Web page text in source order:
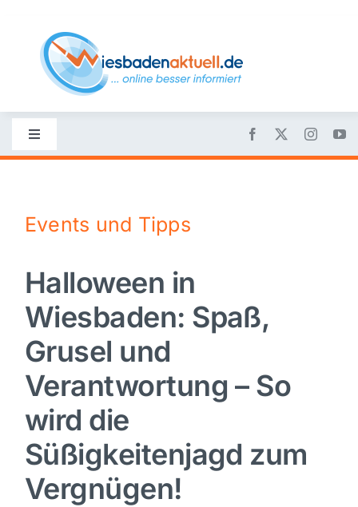
content
Toggle
Navigation
Nachrichten
Politik
Wirtschaft
Sport
Kultur
Panorama
Events und Tipps
Halloween in
Wiesbaden: Spaß,
Grusel und
Verantwortung – So
wird die
Süßigkeitenjagd zum
Vergnügen!